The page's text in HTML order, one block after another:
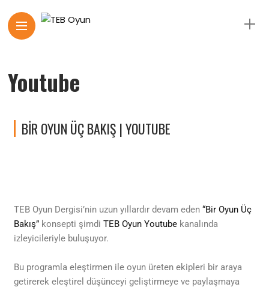
Youtube
BIR OYUN ÜÇ BAKIŞ | YOUTUBE
TEB Oyun Dergisi’nin uzun yıllardır devam eden“Bir Oyun Üç
Bakış” konsepti şimdiTEB Oyun Youtube kanalında
izleyicileriyle buluşuyor.
Bu programla eleştirmen ile oyun üreten ekipleri bir araya
getirerek eleştirel düşünceyi geliştirmeye ve paylaşmaya